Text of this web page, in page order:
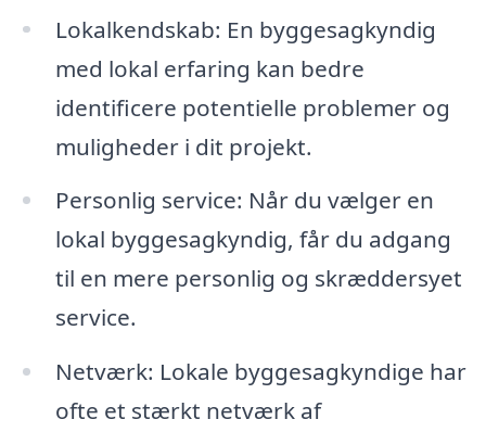
Lokalkendskab: En byggesagkyndig
med lokal erfaring kan bedre
identificere potentielle problemer og
muligheder i dit projekt.
Personlig service: Når du vælger en
lokal byggesagkyndig, får du adgang
til en mere personlig og skræddersyet
service.
Netværk: Lokale byggesagkyndige har
ofte et stærkt netværk af